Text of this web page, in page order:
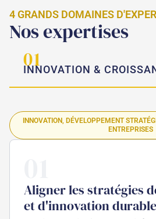
4 GRANDS DOMAINES
Nos expertises
01
INNOVATION &
INNOVATION, DÉVELOPPEMENT
ENTREPRISES
Aligner les stratégies
et d'innovation